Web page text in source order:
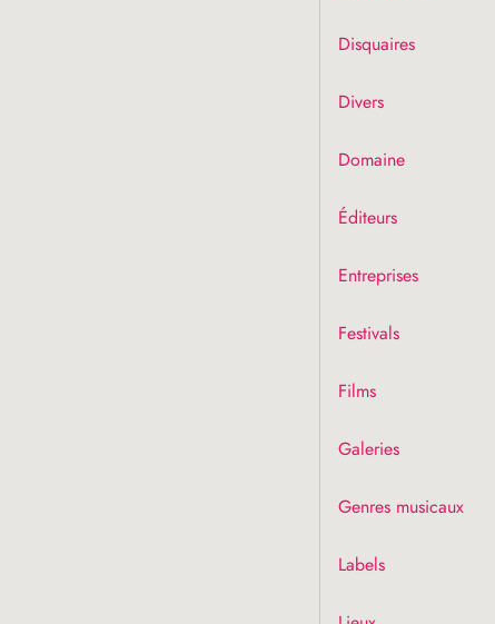
Disquaires
Divers
Domaine
Éditeurs
Entreprises
Festivals
Films
Galeries
Genres musicaux
Labels